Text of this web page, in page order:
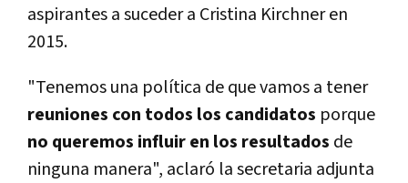
aspirantes a suceder a Cristina Kirchner en
2015.
"Tenemos una política de que vamos a tener
reuniones con todos los candidatos porque
no queremos influir en los resultados de
ninguna manera", aclaró la secretaria adjunta